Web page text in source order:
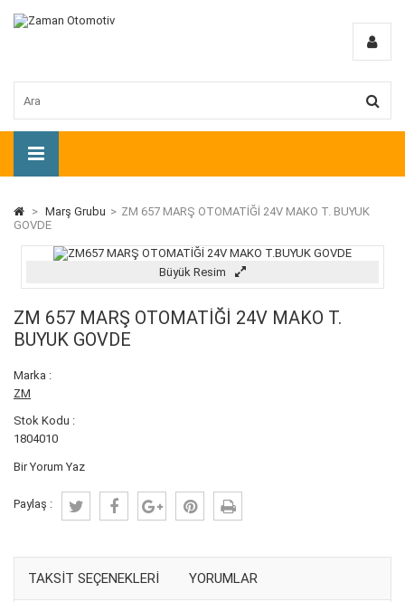
> Marş Grubu > ZM 657 MARŞ OTOMATİĞİ 24V MAKO T. BUYUK
GOVDE
Büyük Resim
ZM 657 MARŞ OTOMATİĞİ 24V MAKO T.
BUYUK GOVDE
Marka :
ZM
Stok Kodu :
1804010
Bir Yorum Yaz
Paylaş :
TAKSIT SEÇENEKLERI YORUMLAR